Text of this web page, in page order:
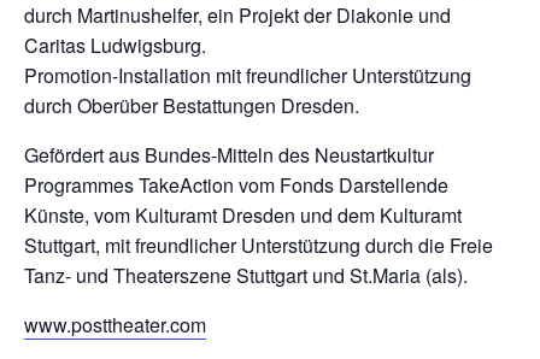
durch Martinushelfer, ein Projekt der Diakonie und
Caritas Ludwigsburg.
Promotion-Installation mit freundlicher Unterstützung
durch Oberüber Bestattungen Dresden.
Gefördert aus Bundes-Mitteln des Neustartkultur
Programmes TakeAction vom Fonds Darstellende
Künste, vom Kulturamt Dresden und dem Kulturamt
Stuttgart, mit freundlicher Unterstützung durch die Freie
Tanz- und Theaterszene Stuttgart und St.Maria (als).
www.posttheater.com